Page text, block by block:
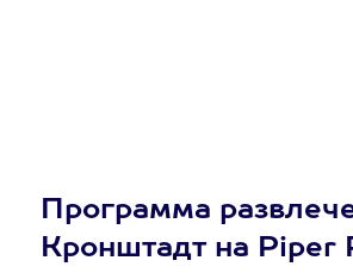
Программа
Кронштадт на Piper